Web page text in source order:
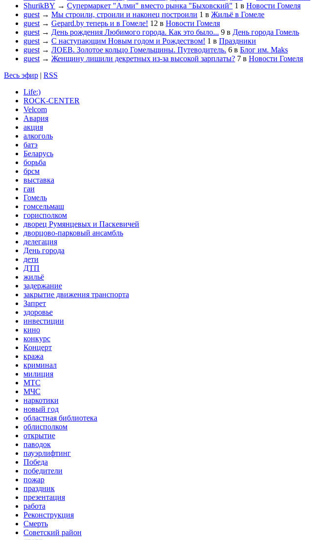
ShurikBY → Супермаркет "Алми" вместо рынка "Быховский" 1 в Новости Гомеля
guest → Мы строили, строили и наконец построили 1 в Жильё в Гомеле
guest → Gepard.by теперь и в Гомеле! 12 в Новости Гомеля
guest → День рождения Любимого города. Как это было... 9 в День города Гомель
guest → С наступающим Новым годом и Рождеством! 1 в Праздники
guest → ЛОЕВ. Золотое кольцо Гомельщины. Путеводитель. 6 в Блог им. Maks
guest → Женщину лишили декретных из-за высокой зарплаты? 7 в Новости Гомеля
Весь эфир | RSS
Life:)
ROCK-CENTER
Velcom
Авария
акция
алкоголь
батэ
Беларусь
борьба
брсм
выставка
гаи
Гомель
гомсельмаш
горисполком
дворец Румянцевых и Паскевичей
дворцово-парковый ансамбль
делегация
День города
дети
ДТП
жильё
задержание
закрытие движения транспорта
Запрет
здоровье
инвестиции
кино
конкурс
Концерт
кража
криминал
милиция
МТС
МЧС
наркотики
новый год
областная библиотека
облисполком
открытие
паводок
пауэрлифтинг
Победа
победители
пожар
праздник
презентация
работа
Реконструкция
Смерть
Советский район